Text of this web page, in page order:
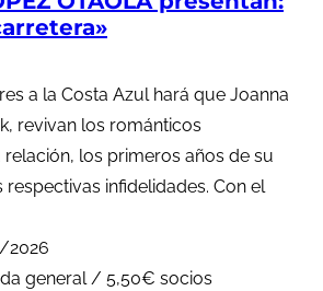
a la Costa Azul hará que Joanna
revivan los románticos
los primeros años de su
infidelidades. Con el
2026
general / 5,50€ socios